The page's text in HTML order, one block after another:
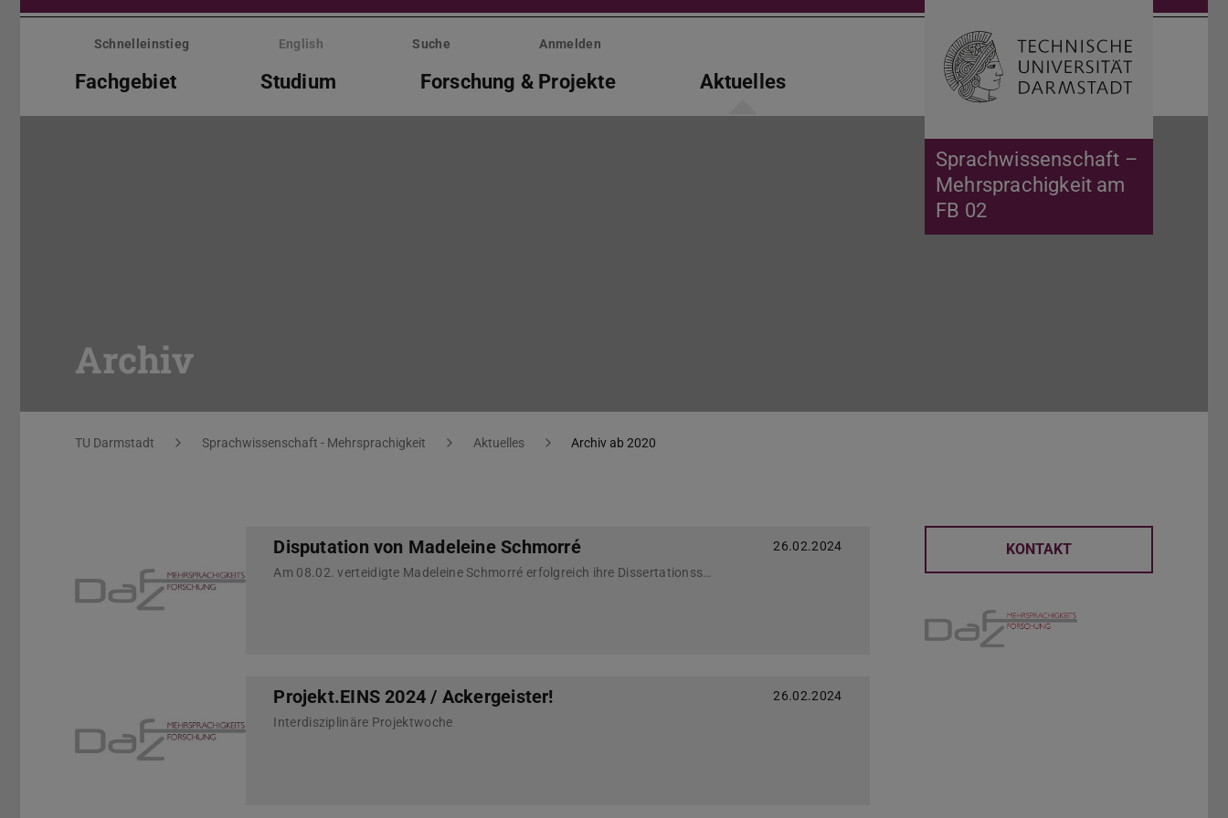
Menü
überspringen
Sprachwissenschaft –
Mehrsprachigkeit am
FB 02
Schnelleinstieg English Suche Anmelden
Fachgebiet Studium Forschung & Projekte Aktuelles Suche öffnen
Archiv
Sie befinden sich hier:
TU Darmstadt Sprachwissenschaft - Mehrsprachigkeit Aktuelles Archiv ab 2020
Disputation von Madeleine Schmorré
26.02.2024
Am 08.02. verteidigte Madeleine Schmorré erfolgreich ihre Dissertationsschrift.
Projekt.EINS 2024 / Ackergeister!
26.02.2024
Interdisziplinäre Projektwoche
KONTAKT